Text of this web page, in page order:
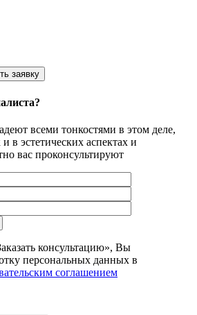
заявку
всеми тонкостями в этом деле,
в эстетических аспектах и
вас проконсультируют
консультацию», Вы
персональных данных в
соглашением